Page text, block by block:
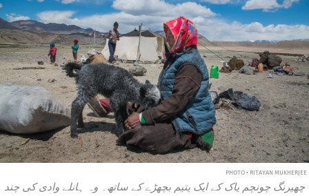
PHOTO • RITAYAN MUKHERJEE
چھیرنگ چونچم یاک کے ایک یتیم بچھڑے کے ساتھ۔ وہ ہانلے وادی کی چند